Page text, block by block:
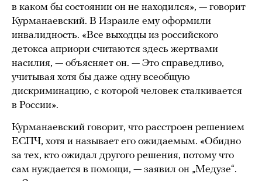
в каком бы состоянии он не находился», — говорит
Курманаевский. В Израиле ему оформили
инвалидность. «Все выходцы из российского
детокса априори считаются здесь жертвами
насилия, — объясняет он. — Это справедливо,
учитывая хотя бы даже одну всеобщую
дискриминацию, с которой человек сталкивается
в России».
Курманаевский говорит, что расстроен решением
ЕСПЧ, хотя и называет его ожидаемым. «Обидно
за тех, кто ожидал другого решения, потому что
сам нуждается в помощи, — заявил он „Медузе“.